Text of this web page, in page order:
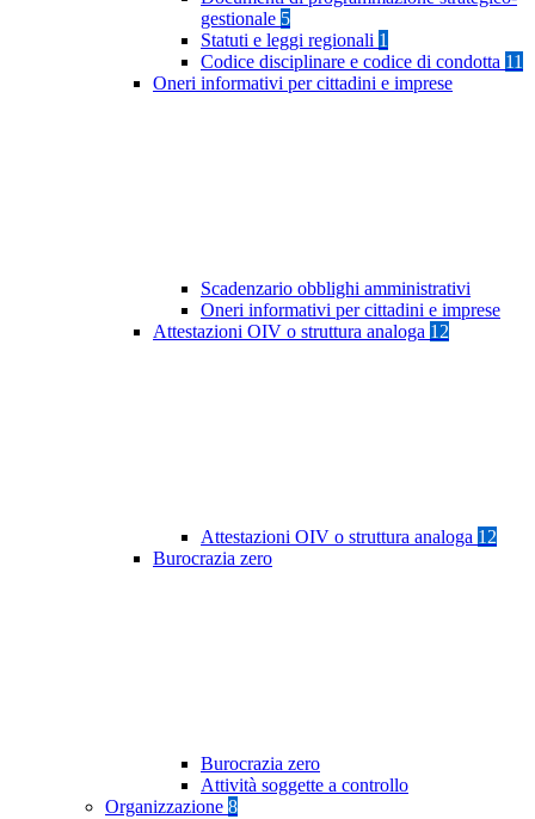
gestionale 5
Statuti e leggi regionali 1
Codice disciplinare e codice di condotta 11
Oneri informativi per cittadini e imprese
Scadenzario obblighi amministrativi
Oneri informativi per cittadini e imprese
Attestazioni OIV o struttura analoga 12
Attestazioni OIV o struttura analoga 12
Burocrazia zero
Burocrazia zero
Attività soggette a controllo
Organizzazione 8